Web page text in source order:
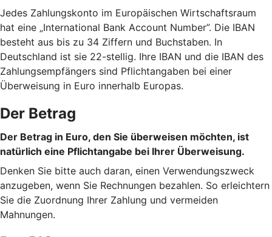
Jedes Zahlungskonto im Europäischen Wirtschaftsraum
hat eine „International Bank Account Number”. Die IBAN
besteht aus bis zu 34 Ziffern und Buchstaben. In
Deutschland ist sie 22-stellig. Ihre IBAN und die IBAN des
Zahlungsempfängers sind Pflichtangaben bei einer
Überweisung in Euro innerhalb Europas.
Der Betrag
Der Betrag in Euro, den Sie überweisen möchten, ist
natürlich eine Pflichtangabe bei Ihrer Überweisung.
Denken Sie bitte auch daran, einen Verwendungszweck
anzugeben, wenn Sie Rechnungen bezahlen. So erleichtern
Sie die Zuordnung Ihrer Zahlung und vermeiden
Mahnungen.